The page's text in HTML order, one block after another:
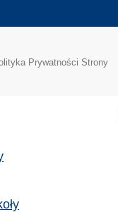
Prywatności Strony